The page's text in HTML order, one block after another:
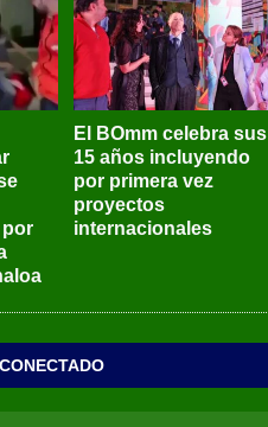
El BOmm celebra sus
15 años incluyendo
por primera vez
proyectos
internacionales